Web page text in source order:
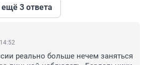
3 ответа
реально больше нечем заняться